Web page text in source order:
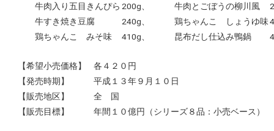
牛肉入り五目きんぴら 200g、 牛肉とごぼうの柳川風
牛すき焼き豆腐
240g、 鶏ちゃんこ しょうゆ味
鶏ちゃんこ みそ味
410g、 昆布だし仕込み鴨鍋
【希望小売価格】
各４２０円
【発売時期】
平成１３年９月１０日
【販売地区】
全 国
【販売目標】
年間１０億円（シリーズ８品：小売ベース）